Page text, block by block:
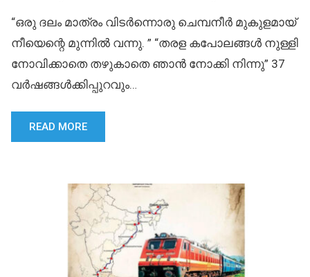
“ഒരു ദലം മാത്രം വിടർന്നൊരു ചെമ്പനീർ മുകുളമായ്
നീയെന്റെ മുന്നിൽ വന്നു. ” “തരള കപോലങ്ങൾ നുള്ളി
നോവിക്കാതെ തഴുകാതെ ഞാൻ നോക്കി നിന്നു” 37
വർഷങ്ങൾക്കിപ്പുറവും…
READ MORE